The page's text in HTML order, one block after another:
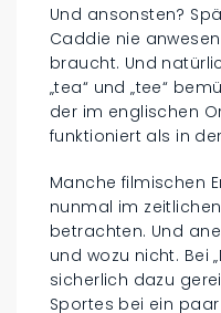
Und ansonsten?
Caddie nie
braucht. Und
„tea“ und „tee“
der im englischen
funktioniert als in
Manche filmischen
nunmal im
betrachten. Und
und wozu nicht. Bei
sicherlich dazu
Sportes bei ein paar